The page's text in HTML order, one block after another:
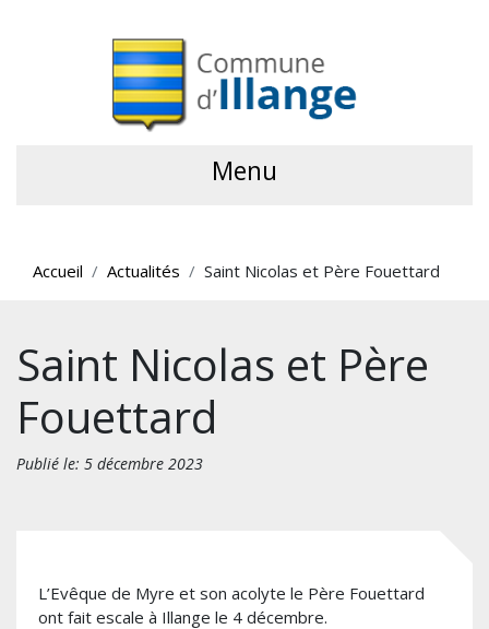
Menu
Accueil Actualités Saint Nicolas et Père Fouettard
Saint Nicolas et Père
Fouettard
Publié le: 5 décembre 2023
L’Evêque de Myre et son acolyte le Père Fouettard
ont fait escale à Illange le 4 décembre.